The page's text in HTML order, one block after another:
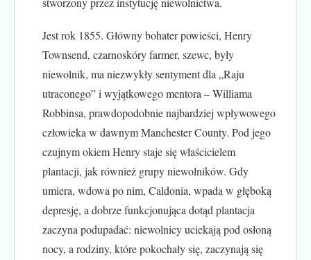
Jest rok 1855. Główny bohater powieści, Henry
Townsend, czarnoskóry farmer, szewc, były
niewolnik, ma niezwykły sentyment dla „Raju
utraconego” i wyjątkowego mentora – Williama
Robbinsa, prawdopodobnie najbardziej wpływowego
człowieka w dawnym Manchester County. Pod jego
czujnym okiem Henry staje się właścicielem
plantacji, jak również grupy niewolników. Gdy
umiera, wdowa po nim, Caldonia, wpada w głęboką
depresję, a dobrze funkcjonująca dotąd plantacja
zaczyna podupadać: niewolnicy uciekają pod osłoną
nocy, a rodziny, które pokochały się, zaczynają się